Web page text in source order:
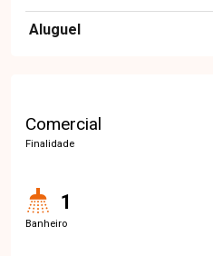
Aluguel
Comercial
Finalidade
1
Banheiro